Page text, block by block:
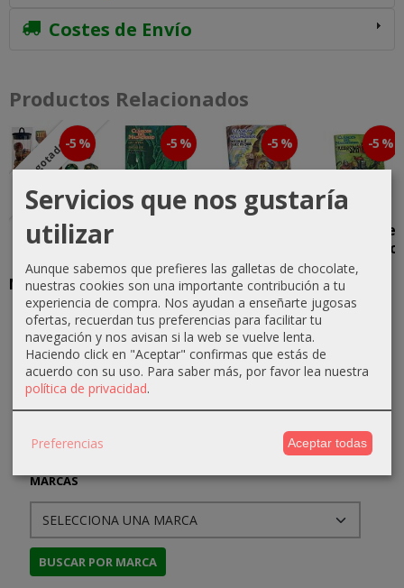
MARCAS
Costes de Envío
Productos Relacionados
Agotado-5 %
Pack de
Dados
Clásicos del
Mazmorreo...
35,63 €
37,50 €
-5 %
Las Joyas
de...
11,40 €
12,00 €
-5 %
Intriga en...
11,40 €
12,00 €
-5 %
Clásicos del
Mazmorreo:
El Pueblo
de...
11,40 €
Servicios que nos gustaría
utilizar
Aunque sabemos que prefieres las galletas de chocolate,
nuestras cookies son una importante contribución a tu
experiencia de compra. Nos ayudan a enseñarte jugosas
ofertas, recuerdan tus preferencias para facilitar tu
navegación y nos avisan si la web se vuelve lenta.
Haciendo click en "Aceptar" confirmas que estás de
acuerdo con su uso. Para saber más, por favor lea nuestra
política de privacidad.
Preferencias Aceptar todas